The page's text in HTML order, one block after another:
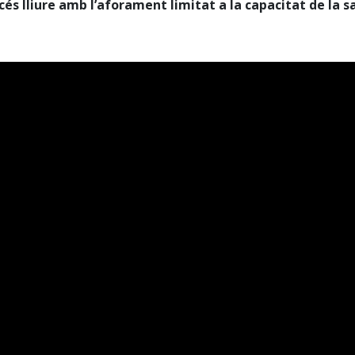
lliure amb l’aforament limitat a la capacitat de la